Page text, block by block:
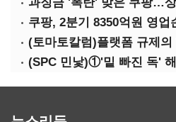
(토마토칼럼)플랫폼 규제의